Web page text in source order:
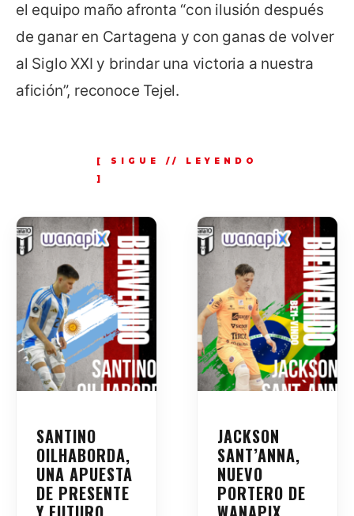
el equipo maño afronta “con ilusión después
de ganar en Cartagena y con ganas de volver
al Siglo XXI y brindar una victoria a nuestra
afición”, reconoce Tejel.
SANTINO
OILHABORDA,
UNA APUESTA
DE PRESENTE
JACKSON
SANT’ANNA,
NUEVO
PORTERO DE